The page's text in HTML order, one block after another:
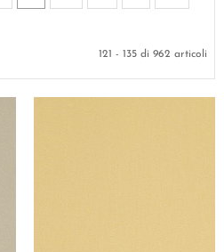
121 - 135 di 962 articoli